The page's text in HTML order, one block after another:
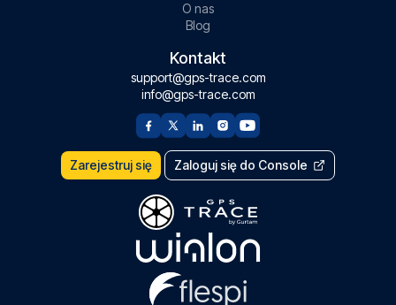
O nas
Blog
Kontakt
support@gps-trace.com
info@gps-trace.com
Zarejestruj się Zaloguj się do Console